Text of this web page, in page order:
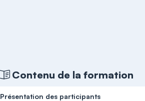
Contenu de la formation
Présentation des participants